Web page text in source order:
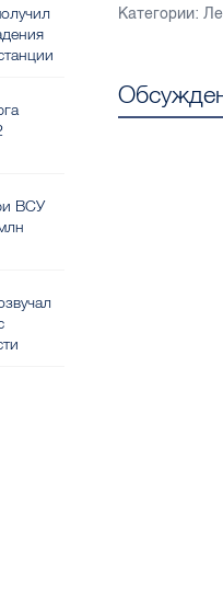
Категории:
ВСУ